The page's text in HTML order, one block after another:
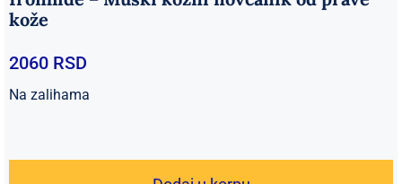
kože
2060 RSD
Na zalihama
–